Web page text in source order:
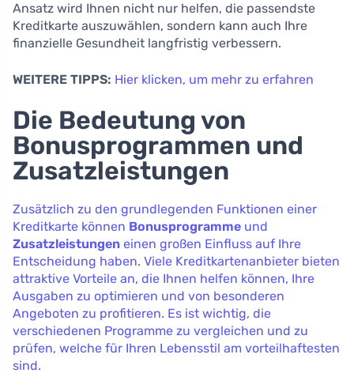
Ansatz wird Ihnen nicht nur helfen, die passendste
Kreditkarte auszuwählen, sondern kann auch Ihre
finanzielle Gesundheit langfristig verbessern.
WEITERE TIPPS: Hier klicken, um mehr zu erfahren
Die Bedeutung von
Bonusprogrammen und
Zusatzleistungen
Zusätzlich zu den grundlegenden Funktionen einer
Kreditkarte können Bonusprogramme und
Zusatzleistungen einen großen Einfluss auf Ihre
Entscheidung haben. Viele Kreditkartenanbieter bieten
attraktive Vorteile an, die Ihnen helfen können, Ihre
Ausgaben zu optimieren und von besonderen
Angeboten zu profitieren. Es ist wichtig, die
verschiedenen Programme zu vergleichen und zu
prüfen, welche für Ihren Lebensstil am vorteilhaftesten
sind.